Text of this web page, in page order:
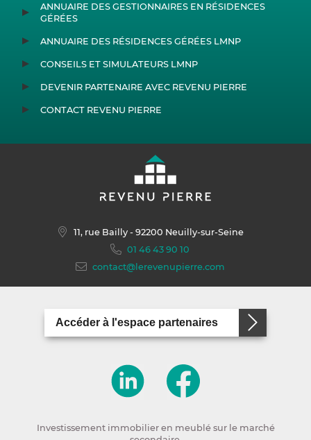
ANNUAIRE DES GESTIONNAIRES EN RÉSIDENCES
GÉRÉES
ANNUAIRE DES RÉSIDENCES GÉRÉES LMNP
CONSEILS ET SIMULATEURS LMNP
DEVENIR PARTENAIRE AVEC REVENU PIERRE
CONTACT REVENU PIERRE
11, rue Bailly- 92200 Neuilly-sur-Seine
01 46 43 90 10
contact@lerevenupierre.com
Accéder à l'espace partenaires
Investissement immobilier en meublé sur le marché